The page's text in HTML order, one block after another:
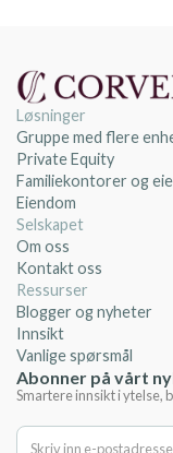
Løsninger
Gruppe med flere
Private Equity
Familiekontorer og
Eiendom
Selskapet
Om oss
Kontakt oss
Ressurser
Blogger og nyheter
Innsikt
Vanlige spørsmål
Abonner på vårt
Smartere innsikt i ytelse,